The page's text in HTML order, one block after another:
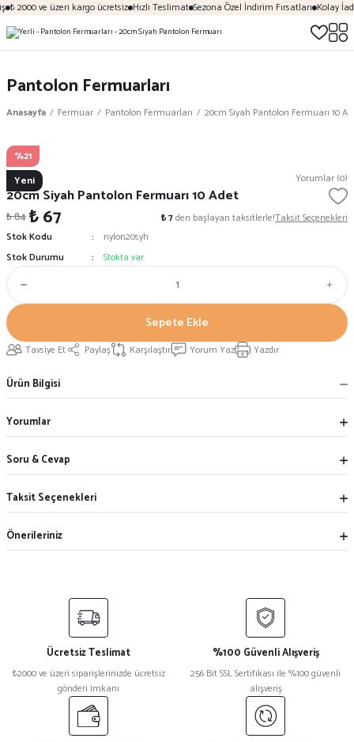
₺ 2000 ve üzeri kargo ücretsiz Hızlı Teslimat Sezona Özel İndirim Fırsatları Kolay
Pantolon Fermuarları
Anasayfa Fermuar Pantolon Fermuarları 20cm Siyah Pantolon Fermuarı 10
%21
Yeni
Yerli Yorumlar (0)
20cm Siyah Pantolon Fermuarı 10 Adet
₺ 84₺ 67 ₺ 7den başlayan taksitlerle!Taksit Seçenekleri
Stok Kodu
nylon20syh
Stok Durumu
Stokta var
Sepete Ekle
Tavsiye Et Paylaş Karşılaştır Yorum Yaz Yazdır
Ürün Bilgisi
Yorumlar
Soru & Cevap
Taksit Seçenekleri
Önerileriniz
Ücretsiz Teslimat
₺2000 ve üzeri siparişlerinizde ücretsiz
gönderi imkanı
%100 Güvenli Alışveriş
256 Bit SSL Sertifikası ile %100 güvenli
alışveriş